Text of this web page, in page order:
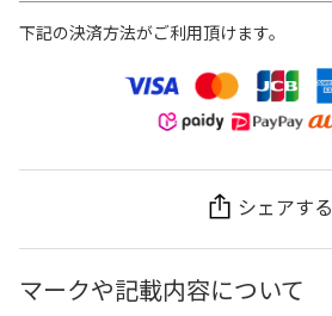
下記の決済方法がご利用頂けます。
シェアする
マークや記載内容について